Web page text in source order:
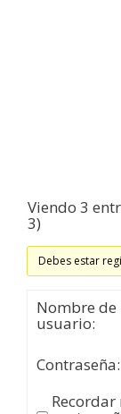
Viendo 3
3)
Debes estar
Nombre de
usuario:
Contraseña:
Recordar